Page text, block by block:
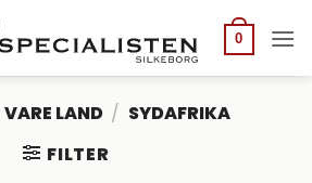
0
VARE LAND / SYDAFRIKA
FILTER